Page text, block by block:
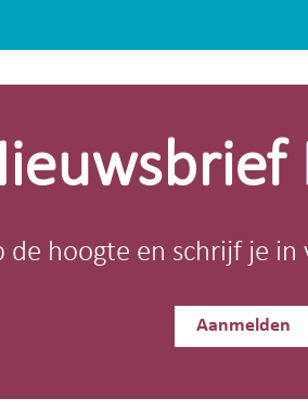
de hoogte en schrijf je
Aanmelden